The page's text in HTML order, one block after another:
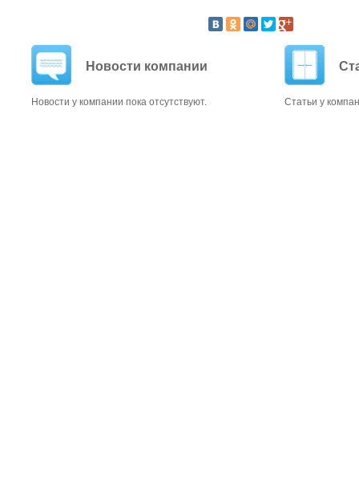
Новости компании
Новости у компании пока отсутствуют. Статьи у